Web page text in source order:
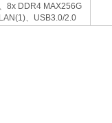
8x DDR4 MAX256G
、USB3.0/2.0